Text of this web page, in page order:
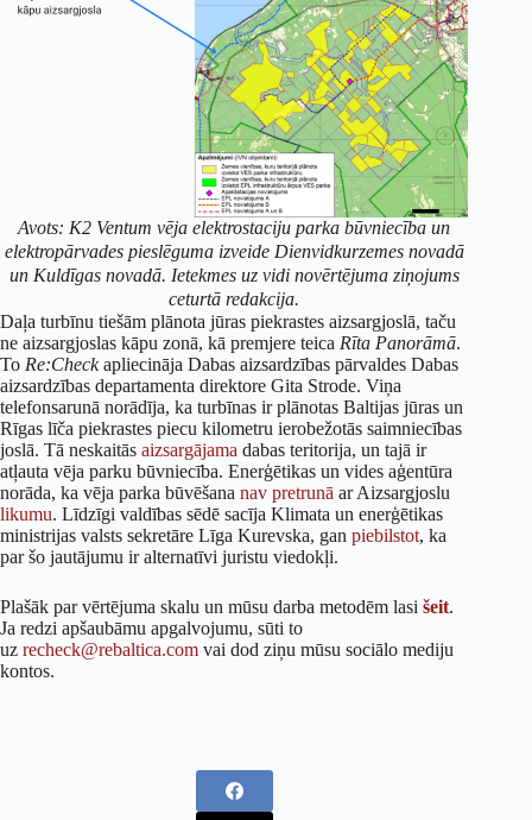
Avots: K2 Ventum vēja elektrostaciju parka būvniecība un
elektropārvades pieslēguma izveide Dienvidkurzemes novadā
un Kuldīgas novadā. Ietekmes uz vidi novērtējuma ziņojums
ceturtā redakcija.
Daļa turbīnu tiešām plānota jūras piekrastes aizsargjoslā, taču
ne aizsargjoslas kāpu zonā, kā premjere teica Rīta Panorāmā.
To Re:Checkapliecināja Dabas aizsardzības pārvaldes Dabas
aizsardzības departamenta direktore Gita Strode. Viņa
telefonsarunā norādīja, ka turbīnas ir plānotas Baltijas jūras un
Rīgas līča piekrastes piecu kilometru ierobežotās saimniecības
joslā. Tā neskaitās aizsargājama dabas teritorija, un tajā ir
atļauta vēja parku būvniecība. Enerģētikas un vides aģentūra
norāda, ka vēja parka būvēšana nav pretrunā ar Aizsargjoslu
likumu. Līdzīgi valdības sēdē sacīja Klimata un enerģētikas
ministrijas valsts sekretāre Līga Kurevska, gan piebilstot, ka
par šo jautājumu ir alternatīvi juristu viedokļi.
Plašāk par vērtējuma skalu un mūsu darba metodēm lasi šeit.
Ja redzi apšaubāmu apgalvojumu, sūti to
uz recheck@rebaltica.com vai dod ziņu mūsu sociālo mediju
kontos.